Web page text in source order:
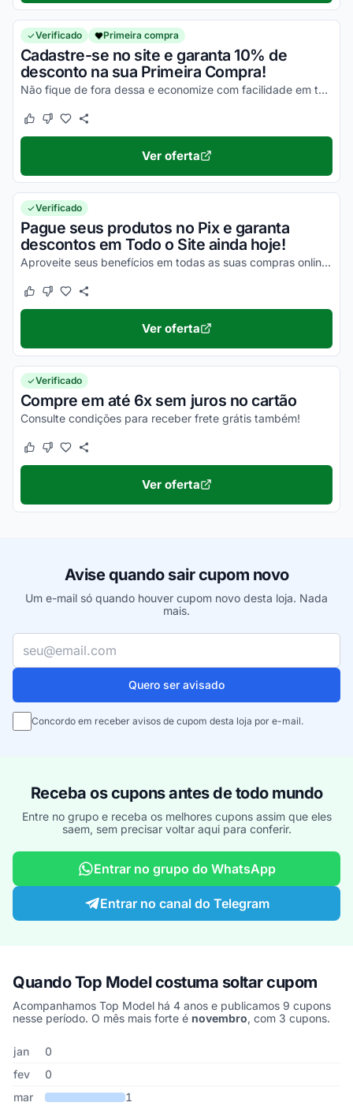
Verificado Primeira compra
Cadastre-se no site e garanta 10% de
desconto na sua Primeira Compra!
Não fique de fora dessa e economize com facilidade em todas as compras!
Este cupom funcionou
Este cupom não funcionou
Ver oferta
Verificado
Pague seus produtos no Pix e garanta
descontos em Todo o Site ainda hoje!
Aproveite seus benefícios em todas as suas compras online agora mesmo com este benefício!
Este cupom funcionou
Este cupom não funcionou
Ver oferta
Verificado
Compre em até 6x sem juros no cartão
Consulte condições para receber frete grátis também!
Este cupom funcionou
Este cupom não funcionou
Ver oferta
Avise quando sair cupom novo
Um e-mail só quando houver cupom novo desta loja. Nada
mais.
Seu e-mail
Quero ser avisado
Concordo em receber avisos de cupom desta loja por e-mail.
Receba os cupons antes de todo mundo
Entre no grupo e receba os melhores cupons assim que eles
saem, sem precisar voltar aqui para conferir.
Entrar no grupo do WhatsApp
Entrar no canal do Telegram
Quando Top Model costuma soltar cupom
Acompanhamos Top Model há 4 anos e publicamos 9 cupons
nesse período. O mês mais forte é novembro, com 3 cupons.
Cupons de Top Model publicados por mês, somando os últimos 4
Mês Cupons publicados
jan
0
fev
0
mar
1